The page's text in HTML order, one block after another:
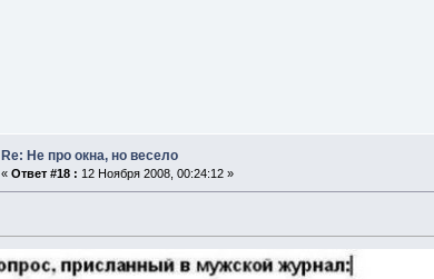
Re: Не про окна, но весело
«Ответ #18 : 12 Ноября 2008, 00:24:12 »